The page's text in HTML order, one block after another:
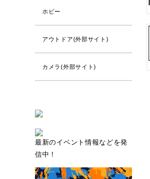
ホビー
アウトドア(外部サイト)
カメラ(外部サイト)
最新のイベント情報などを発
信中！